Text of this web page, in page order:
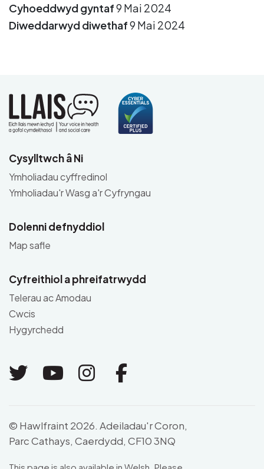
Cyhoeddwyd gyntaf9 Mai 2024
Diweddarwyd diwethaf9 Mai 2024
Cysylltwch â Ni
Ymholiadau cyffredinol
Ymholiadau'r Wasg a'r Cyfryngau
Dolenni defnyddiol
Map safle
Cyfreithiol a phreifatrwydd
Telerau ac Amodau
Cwcis
Hygyrchedd
Link to Twitter
Link to Youtube
Link to Instagram
Link to
© Hawlfraint 2026. Adeiladau'r Coron,
Parc Cathays, Caerdydd, CF10 3NQ